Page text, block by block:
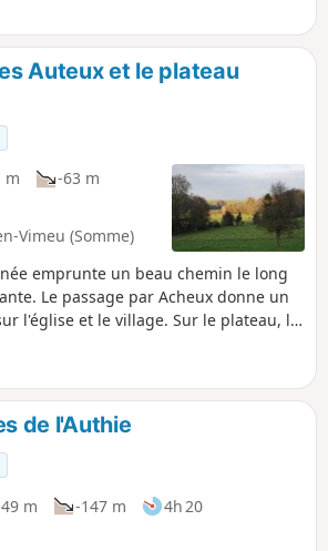
sont à remarquer. La remontée sur
beau point de vue sur la vallée de la
Houdent.
Auteux et le plateau
m
-63 m
Vimeu (Somme)
emprunte un beau chemin le long
Le passage par Acheux donne un
l'église et le village. Sur le plateau, la
de l'Authie
m -147 m
4h 20